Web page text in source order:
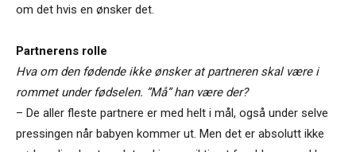
om det hvis en ønsker det.
Partnerens rolle
Hva om den fødende ikke ønsker at partneren skal være i
rommet under fødselen. ”Må” han være der?
– De aller fleste partnere er med helt i mål, også under selve
pressingen når babyen kommer ut. Men det er absolutt ikke